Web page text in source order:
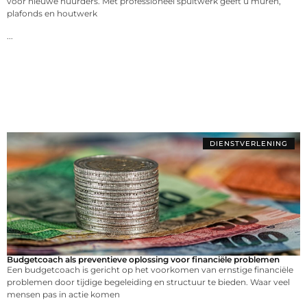
plafonds en houtwerk
DIENSTVERLENING
Budgetcoach als preventieve oplossing voor financiële problemen
Een budgetcoach is gericht op het voorkomen van ernstige financiële
problemen door tijdige begeleiding en structuur te bieden. Waar veel
mensen pas in actie komen